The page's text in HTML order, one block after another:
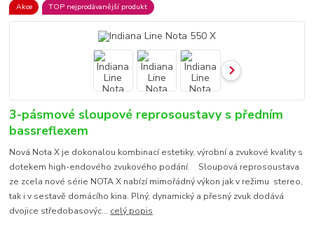
Akce TOP nejprodávanější produkt
3-pásmové sloupové reprosoustavy s předním
bassreflexem
Nová Nota X je dokonalou kombinací estetiky, výrobní a zvukové kvality s
dotekem high-endového zvukového podání. Sloupová reprosoustava
ze zcela nové série NOTA X nabízí mimořádný výkon jak v režimu stereo,
tak i v sestavě domácího kina. Plný, dynamický a přesný zvuk dodává
dvojice středobasovýc... celý popis